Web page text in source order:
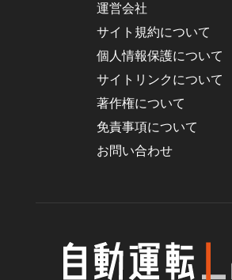
運営会社
サイト規約について
個人情報保護について
サイトリンクについて
著作権について
免責事項について
お問い合わせ